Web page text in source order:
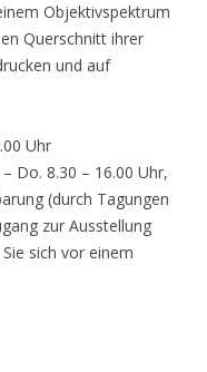
Objektivspektrum
Querschnitt ihrer
und auf
Uhr
Do. 8.30 – 16.00 Uhr,
(durch Tagungen
zur Ausstellung
sich vor einem